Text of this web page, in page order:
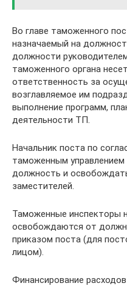
Во главе таможенного
назначаемый на
должности
таможенного органа
ответственность за
возглавляемое им
выполнение программ,
деятельности ТП.
Начальник поста по
таможенным
должность и
заместителей.
Таможенные инспекторы
освобождаются от
приказом поста (для
лицом).
Финансирование